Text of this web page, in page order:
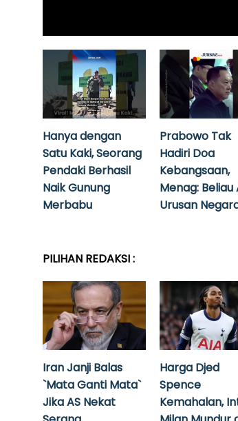
Hanya dengan
Satu Kaki, Seorang
Pendaki Berhasil
Naik Gunung
Merbabu
Prabowo Tak
Hadiri Doa
Kebangsaan,
Menag: Beliau
Urusan
PILIHAN REDAKSI :
Iran Janji Balas
`Mata Ganti Mata`
Jika AS Nekat
Harga Djed
Spence
Kemahalan,